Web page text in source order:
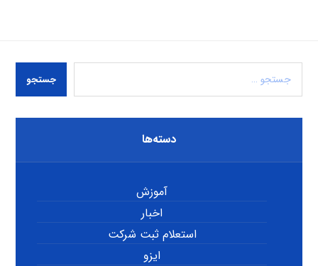
جستجو
دسته‌ها
آموزش
اخبار
استعلام ثبت شرکت
ایزو